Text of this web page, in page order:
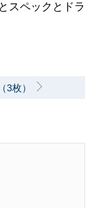
スペックとドラ
3枚）